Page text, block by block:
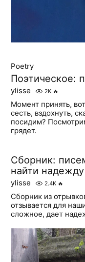
Poetry
Поэтическое:
ylisse 2K 🔥
Момент принять,
сесть, вздохнуть,
посидим?
грядет.
Сборник:
найти
ylisse 2.4K 🔥
Сборник из
отзывается для
сложное, дает